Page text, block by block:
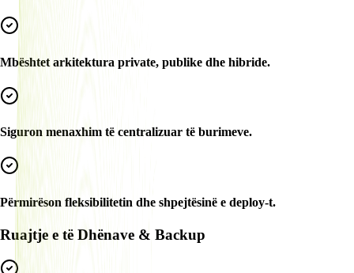
Mbështet arkitektura private, publike dhe hibride.
Siguron menaxhim të centralizuar të burimeve.
Përmirëson fleksibilitetin dhe shpejtësinë e deploy-t.
Ruajtje e të Dhënave & Backup